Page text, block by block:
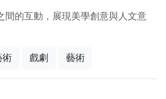
間的互動，展現美學創意與人文意
術 戲劇 藝術